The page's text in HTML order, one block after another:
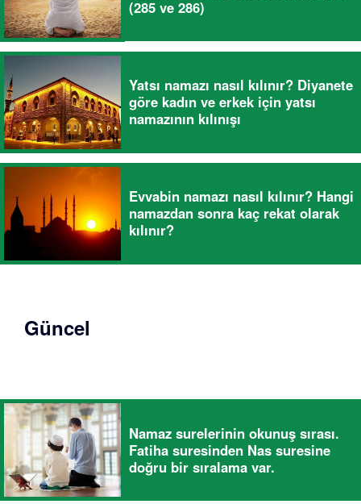
(285 ve 286)
Yatsı namazı nasıl kılınır? Diyanete
göre kadın ve erkek için yatsı
namazının kılınışı
Evvabin namazı nasıl kılınır? Hangi
namazdan sonra kaç rekat olarak
kılınır?
Güncel
Namaz surelerinin okunuş sırası.
Fatiha suresinden Nas suresine
doğru bir sıralama var.